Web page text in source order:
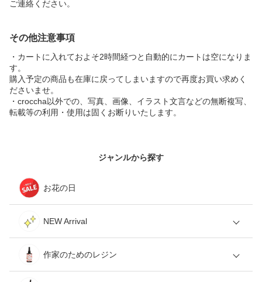
ご連絡ください。
その他注意事項
・カートに入れておよそ2時間経つと自動的にカートは空になりま
す。
購入予定の商品も在庫に戻ってしまいますので再度お買い求めく
ださいませ。
・croccha以外での、写真、画像、イラスト文言などの無断複写、
転載等の利用・使用は固くお断りいたします。
ジャンルから探す
お花の日
NEW Arrival
作家のためのレジン